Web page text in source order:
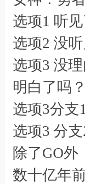
选项1 听
选项2 没
选项3 没
明白了吗？
选项3分支
选项3 分
除了GO
数十亿年